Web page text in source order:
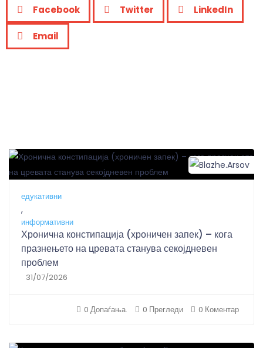
Facebook Twitter LinkedIn
Email
едукативни
,
информативни
Хронична констипација (хроничен запек) – кога
празнењето на цревата станува секојдневен
проблем
31/07/2026
0 Допаѓања. 0 Прегледи 0 Коментар